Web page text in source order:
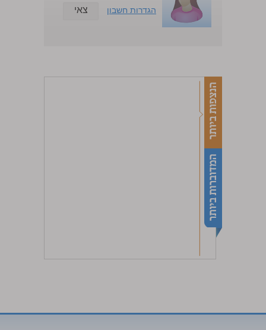
הגדרות חשבון
צאי